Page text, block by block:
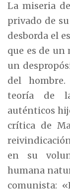
La miseria
privado de
desborda el
que es de
un
del
teoría de
auténticos
crítica de
en su
humana
comunista: